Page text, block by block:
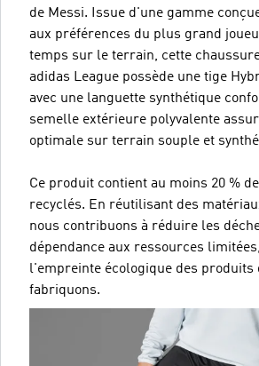
de Messi. Issue d'une gamme
aux préférences du plus grand
temps sur le terrain, cette
adidas League possède une tige
avec une languette synthétique
semelle extérieure polyvalente
optimale sur terrain souple et
Ce produit contient au moins 20 %
recyclés. En réutilisant des
nous contribuons à réduire les
dépendance aux ressources
l'empreinte écologique des produits
fabriquons.